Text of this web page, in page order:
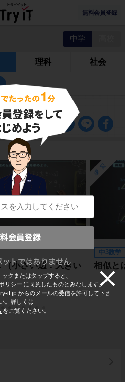
無料会員登録
クまたはタップすると、
リシー に同意したものとみなします。
it.jp からのメールの受信を許可して下さ
い。詳しくは
をご覧ください。
中学
理科 社会
（小さい辺：大きい
練習
相似と
中3数学